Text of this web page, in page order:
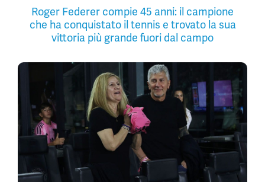
Roger Federer compie 45 anni: il campione
che ha conquistato il tennis e trovato la sua
vittoria più grande fuori dal campo